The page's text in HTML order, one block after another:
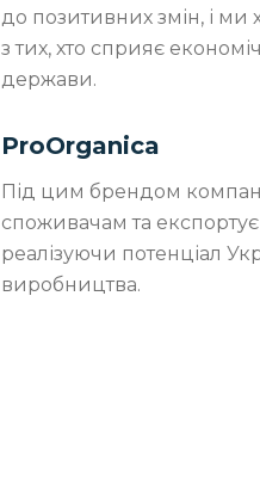
до позитивних змін, і ми
з тих, хто сприяє
держави.
ProOrganica
Під цим брендом
споживачам та експортує
реалізуючи потенціал
виробництва.